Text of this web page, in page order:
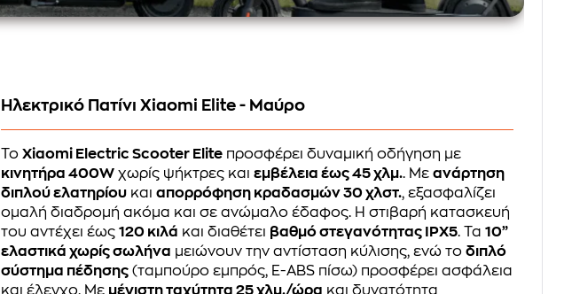
Ηλεκτρικό Πατίνι Xiaomi Elite - Μαύρο
ΤοXiaomi Electric Scooter Elite προσφέρει δυναμική οδήγηση με
κινητήρα 400W χωρίς ψήκτρες καιεμβέλεια έως 45 χλμ.. Μεανάρτηση
διπλού ελατηρίου καιαπορρόφηση κραδασμών 30 χλστ., εξασφαλίζει
ομαλή διαδρομή ακόμα και σε ανώμαλο έδαφος. Η στιβαρή κατασκευή
του αντέχει έως120 κιλά και διαθέτει βαθμό στεγανότητας IPX5. Τα10”
ελαστικά χωρίς σωλήνα μειώνουν την αντίσταση κύλισης, ενώ τοδιπλό
σύστημα πέδησης (ταμπούρο εμπρός, E-ABS πίσω) προσφέρει ασφάλεια
και έλεγχο. Με μέγιστη ταχύτητα 25 χλμ./ώρα και δυνατότητα